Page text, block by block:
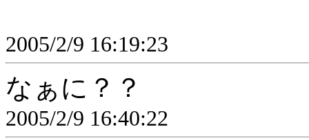
2005/2/9 16:19:23
なぁに？？
2005/2/9 16:40:22